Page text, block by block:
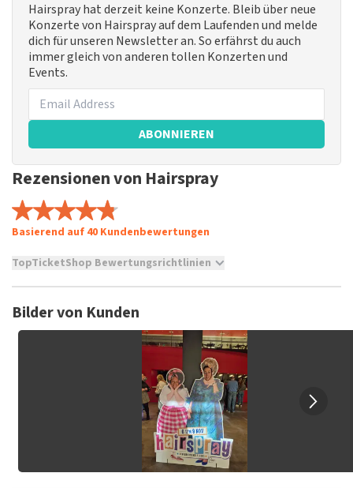
Hairspray hat derzeit keine Konzerte. Bleib über neue
Konzerte von Hairspray auf dem Laufenden und melde
dich für unseren Newsletter an. So erfährst du auch
immer gleich von anderen tollen Konzerten und
Events.
ABONNIEREN
Rezensionen von Hairspray
Basierend auf 40 Kundenbewertungen
TopTicketShop Bewertungsrichtlinien
Es ist nicht möglich, eine Bewertung abzugeben, wenn du
beleidigender Sprache und/oder falschen Angaben werden
nicht veröffentlicht. Es kann einige Wochen dauern, bis eine
Bewertung veröffentlicht wird.
Bilder von Kunden